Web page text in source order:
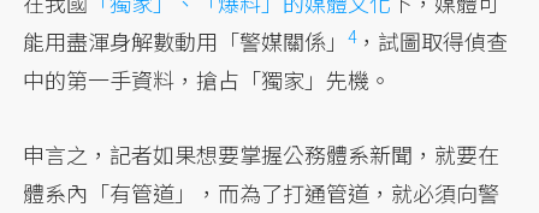
能用盡渾身解數動用「警媒關係」4，試圖取得偵查
中的第一手資料，搶占「獨家」先機。
申言之，記者如果想要掌握公務體系新聞，就要在
體系內「有管道」，而為了打通管道，就必須向警